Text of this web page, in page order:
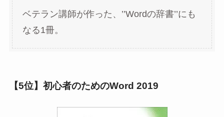
ベテラン講師が作った、’’Wordの辞書’’にも
なる1冊。
【5位】初心者のためのWord 2019